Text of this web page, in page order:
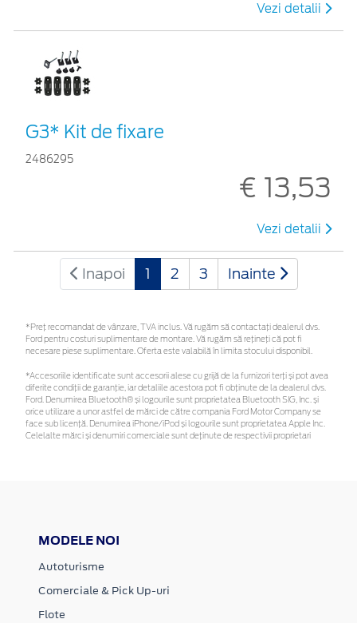
Vezi detalii
G3* Kit de fixare
2486295
€ 13,53
Vezi detalii
Inapoi 1 2 3 Inainte
*Preţ recomandat de vânzare, TVA inclus. Vă rugăm să contactaţi dealerul dvs.
Ford pentru costuri suplimentare de montare. Vă rugăm să rețineți că pot fi
necesare piese suplimentare. Oferta este valabilă în limita stocului disponibil.
*Accesoriile identificate sunt accesorii alese cu grijă de la furnizori terți și pot avea
diferite condiții de garanție, iar detaliile acestora pot fi obținute de la dealerul dvs.
Ford. Denumirea Bluetooth® și logourile sunt proprietatea Bluetooth SIG, Inc. și
orice utilizare a unor astfel de mărci de către compania Ford Motor Company se
face sub licență. Denumirea iPhone/iPod și logourile sunt proprietatea Apple Inc.
Celelalte mărci și denumiri comerciale sunt deținute de respectivii proprietari
MODELE NOI
Autoturisme
Comerciale & Pick Up-uri
Flote